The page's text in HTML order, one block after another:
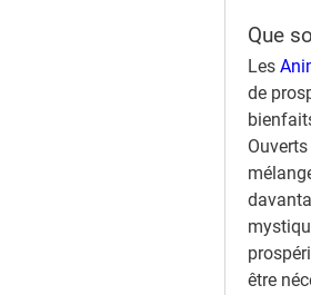
Que
Les
de
être